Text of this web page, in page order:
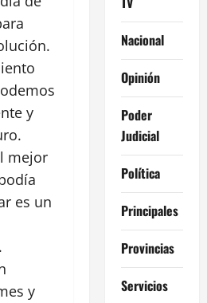
y
mejor
es un
y
Nacional
Opinión
Poder
Judicial
Política
Principales
Provincias
Servicios